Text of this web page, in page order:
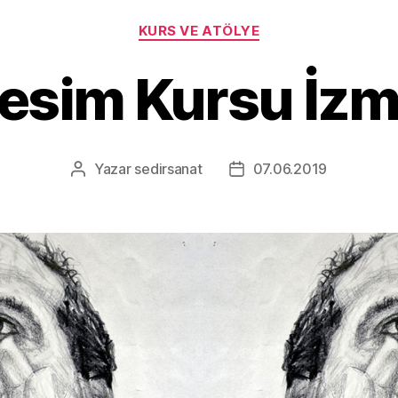
KURS VE ATÖLYE
Kursu
Yazar sedirsanat 07.06.2019